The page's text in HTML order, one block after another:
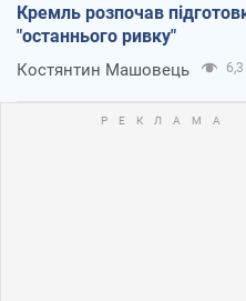
Кремль розпочав
"останнього ривку"
Костянтин Машовець 6,3